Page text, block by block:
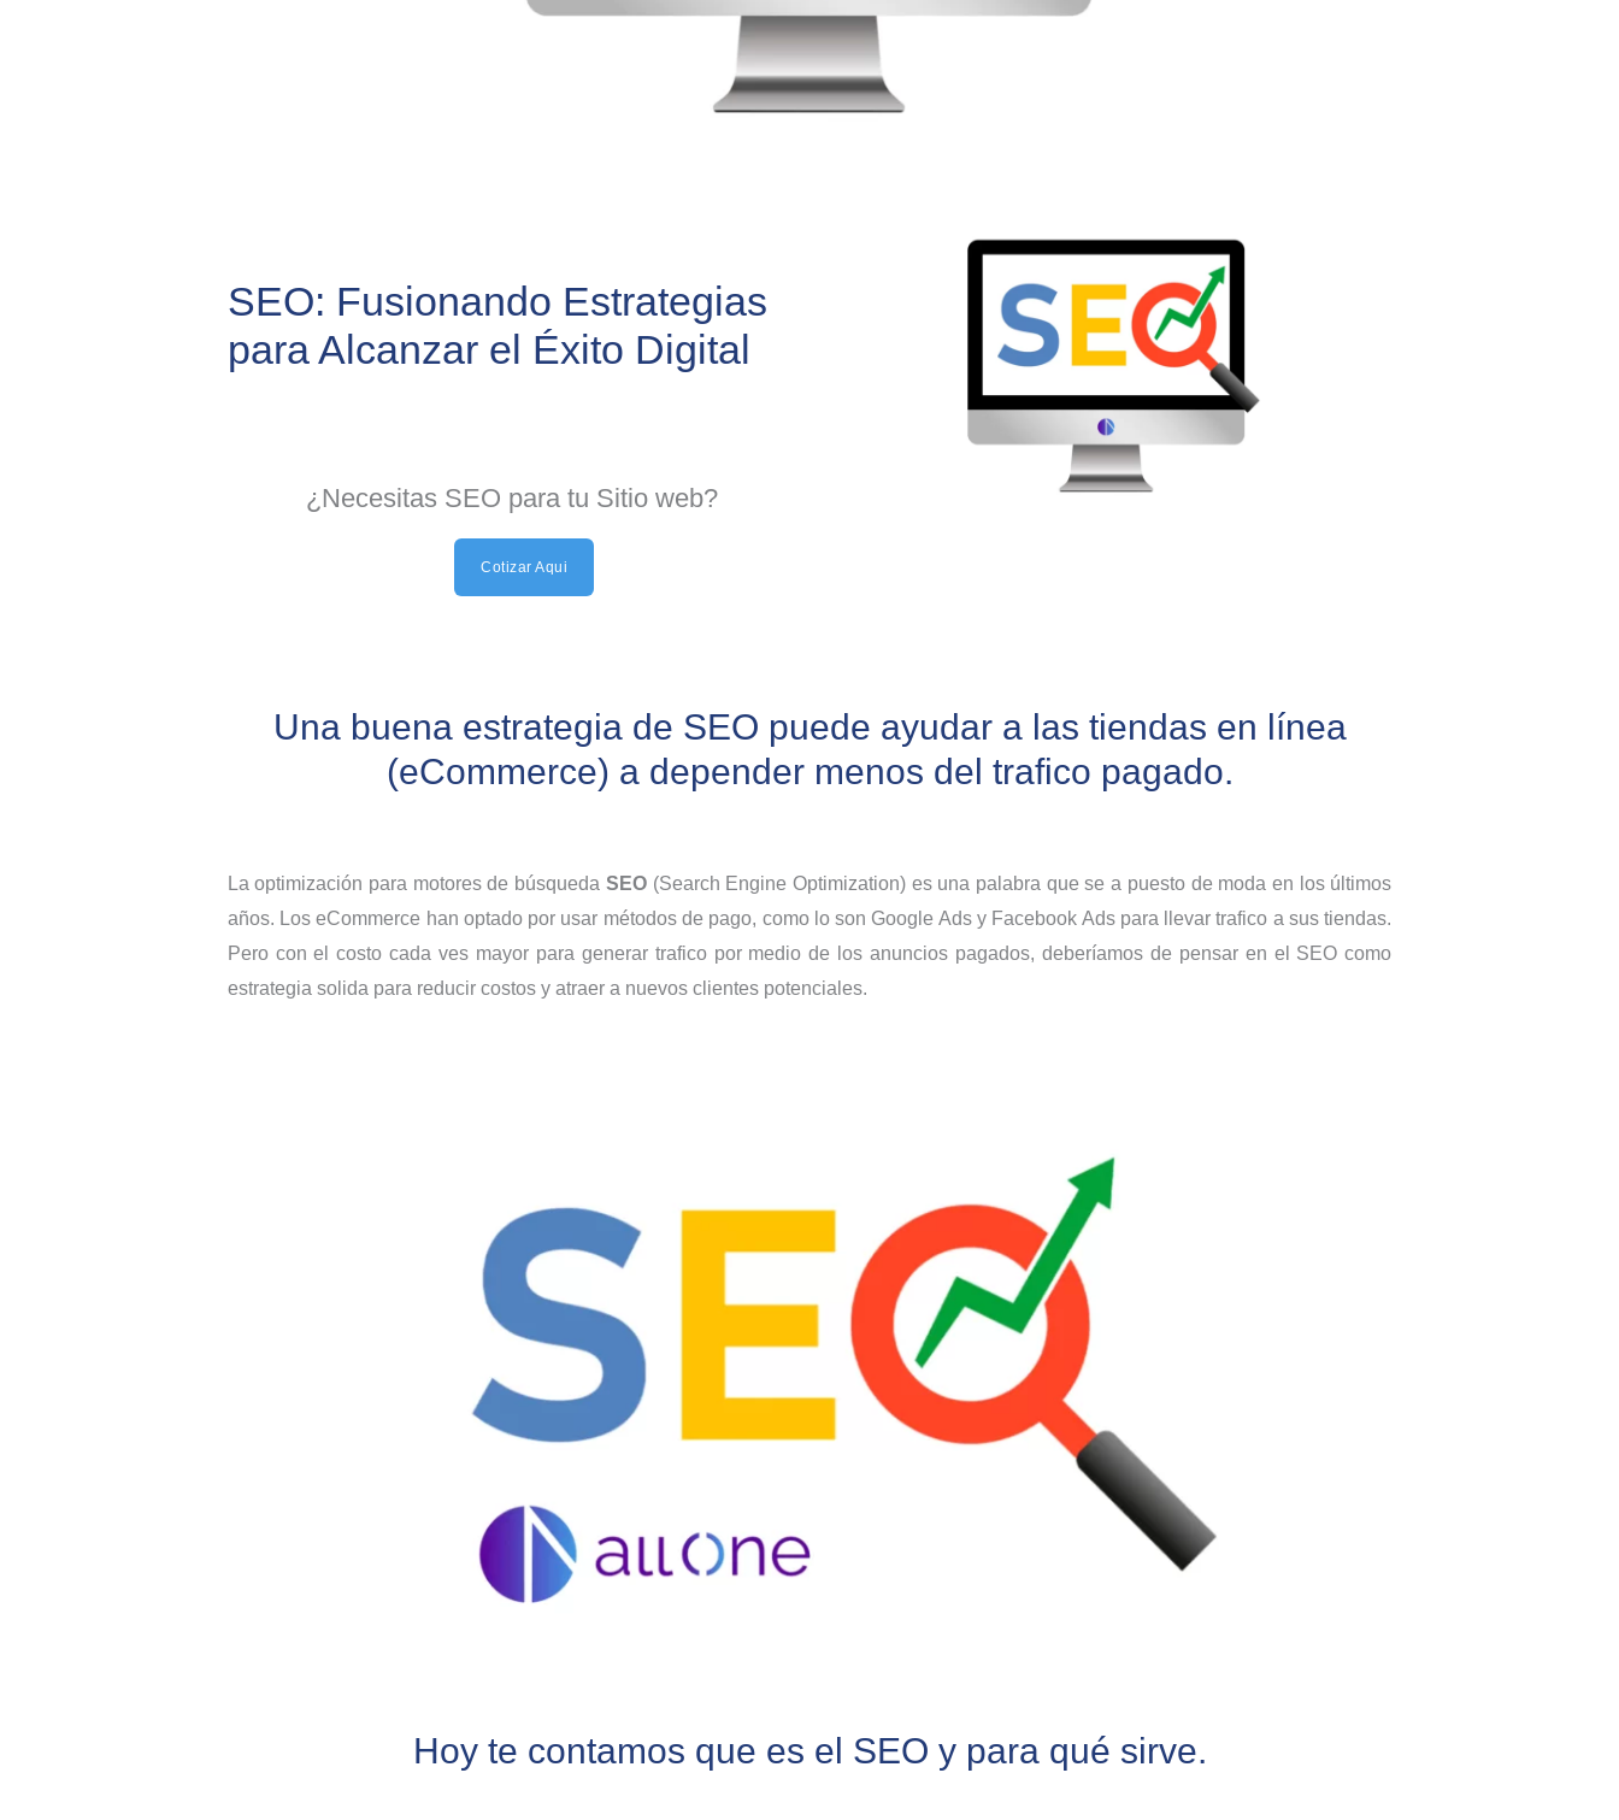
SEO: Fusionando Estrategias
para Alcanzar el Éxito Digital
¿Necesitas SEO para tu Sitio web?
Cotizar Aqui
Una buena estrategia de SEO puede ayudar a las tiendas en línea
(eCommerce) a depender menos del trafico pagado.
La optimización para motores de búsqueda SEO(Search Engine Optimization) es una palabra que se a puesto de moda en los últimos
años. Los eCommerce han optado por usar métodos de pago, como lo son Google Ads y Facebook Ads para llevar trafico a sus tiendas.
Pero con el costo cada ves mayor para generar trafico por medio de los anuncios pagados, deberíamos de pensar en el SEO como
estrategia solida para reducir costos y atraer a nuevos clientes potenciales.
Hoy te contamos que es el SEO y para qué sirve.